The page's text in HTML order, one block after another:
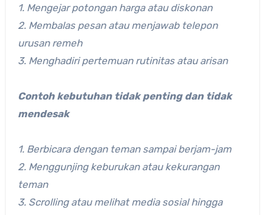
1. Mengejar potongan harga atau diskonan
2. Membalas pesan atau menjawab telepon
urusan remeh
3. Menghadiri pertemuan rutinitas atau arisan
Contoh kebutuhan tidak penting dan tidak
mendesak
1. Berbicara dengan teman sampai berjam-jam
2. Menggunjing keburukan atau kekurangan
teman
3. Scrolling atau melihat media sosial hingga